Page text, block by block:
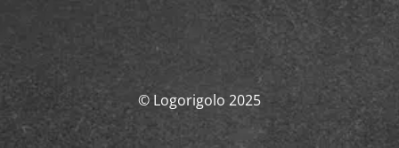
© Logorigolo 2025